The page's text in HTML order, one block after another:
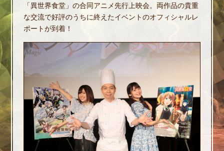
「異世界食堂」の合同アニメ先行上映会。両作品の貴重
な交流で好評のうちに終えたイベントのオフィシャルレ
ポートが到着！